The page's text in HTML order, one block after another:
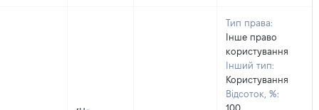
Тип права:
Інше право
користування
Інший тип:
Користування
Відсоток, %:
100